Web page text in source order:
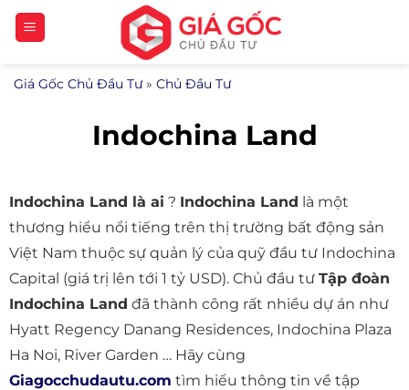
Bỏ
qua
dung
Giá Gốc Chủ Đầu Tư» Chủ Đầu Tư
Indochina Land
Indochina Land là ai ? Indochina Land là một
thương hiểu nổi tiếng trên thị trường bất động sản
Việt Nam thuộc sự quản lý của quỹ đầu tư Indochina
Capital (giá trị lên tới 1 tỷ USD). Chủ đầu tư Tập đoàn
Indochina Land đã thành công rất nhiều dự án như
Hyatt Regency Danang Residences, Indochina Plaza
Ha Noi, River Garden … Hãy cùng
Giagocchudautu.com tìm hiểu thông tin về tập